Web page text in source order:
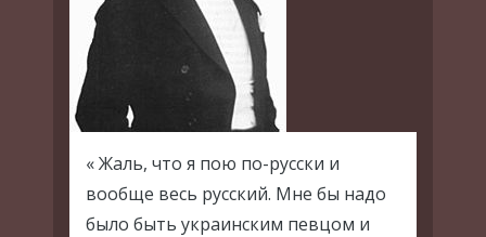
« Жаль, что я пою по-русски и
вообще весь русский. Мне бы надо
было быть украинским певцом и